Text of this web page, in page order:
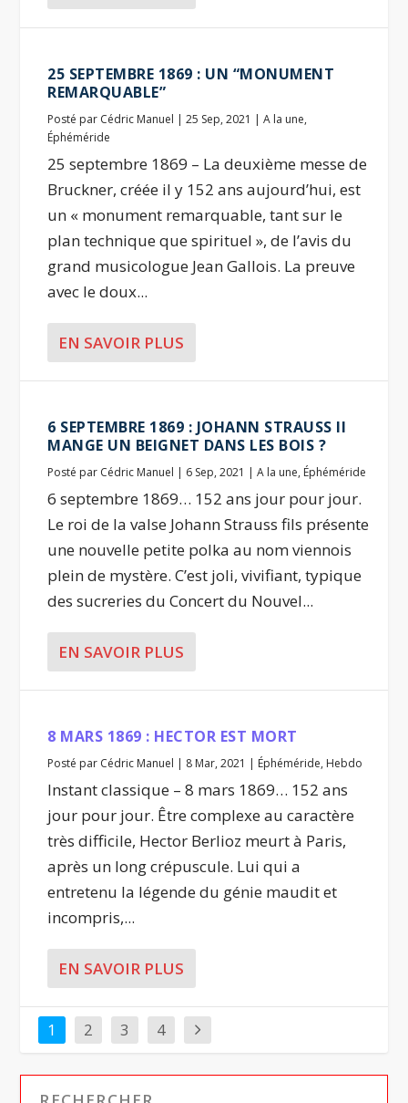
25 SEPTEMBRE 1869 : UN “MONUMENT
REMARQUABLE”
Posté par Cédric Manuel |25 Sep, 2021 |A la une,
Éphéméride
25 septembre 1869 – La deuxième messe de
Bruckner, créée il y 152 ans aujourd’hui, est
un « monument remarquable, tant sur le
plan technique que spirituel », de l’avis du
grand musicologue Jean Gallois. La preuve
avec le doux...
EN SAVOIR PLUS
6 SEPTEMBRE 1869 : JOHANN STRAUSS II
MANGE UN BEIGNET DANS LES BOIS ?
Posté par Cédric Manuel | 6 Sep, 2021 |A la une, Éphéméride
6 septembre 1869… 152 ans jour pour jour.
Le roi de la valse Johann Strauss fils présente
une nouvelle petite polka au nom viennois
plein de mystère. C’est joli, vivifiant, typique
des sucreries du Concert du Nouvel...
EN SAVOIR PLUS
8 MARS 1869 : HECTOR EST MORT
Posté par Cédric Manuel | 8 Mar, 2021 | Éphéméride, Hebdo
Instant classique – 8 mars 1869… 152 ans
jour pour jour. Être complexe au caractère
très difficile, Hector Berlioz meurt à Paris,
après un long crépuscule. Lui qui a
entretenu la légende du génie maudit et
incompris,...
EN SAVOIR PLUS
1 2 3 4